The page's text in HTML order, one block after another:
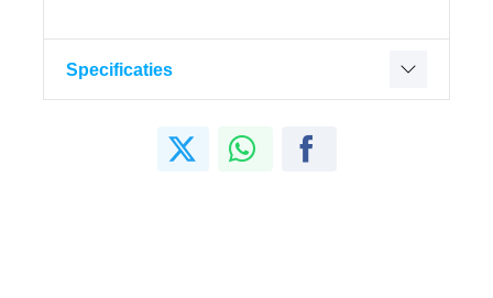
Specificaties